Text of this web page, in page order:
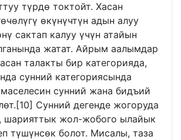
түрдө токтойт. Хасан
өкүнүчтүн адын алуу
сактап калуу үчүн атайын
жатат. Айрым аалымдар
талакты бир категорияда,
сунний категориясында
сунний жана бидъий
[10] Сунний дегенде жогоруда
шарияттык жол-жобого ылайык
түшүнсөк болот. Мисалы, таза